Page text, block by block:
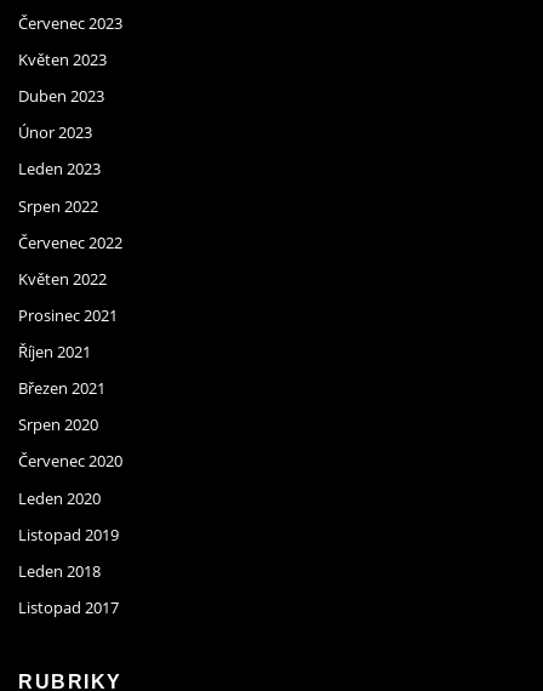
Červenec 2023
Květen 2023
Duben 2023
Únor 2023
Leden 2023
Srpen 2022
Červenec 2022
Květen 2022
Prosinec 2021
Říjen 2021
Březen 2021
Srpen 2020
Červenec 2020
Leden 2020
Listopad 2019
Leden 2018
Listopad 2017
RUBRIKY